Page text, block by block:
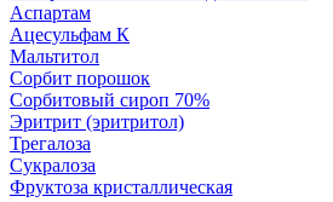
Аспартам
Ацесульфам К
Мальтитол
Сорбит порошок
Сорбитовый сироп 70%
Эритрит (эритритол)
Трегалоза
Сукралоза
Фруктоза кристаллическая